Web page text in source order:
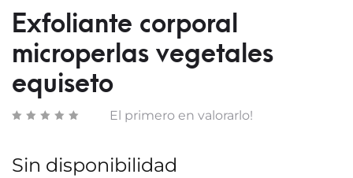
Exfoliante corporal
microperlas vegetales
equiseto
El primero en valorarlo!
Sin disponibilidad